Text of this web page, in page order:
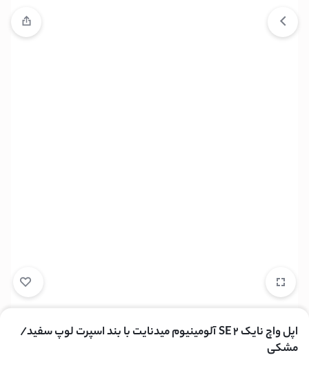
اپل واچ نایک SE 2 آلومینیوم میدنایت با بند اسپرت لوپ سفید/
مشکی